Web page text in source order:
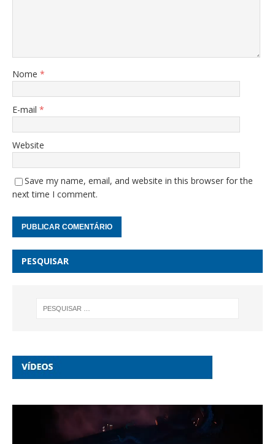
Nome *
E-mail *
Website
Save my name, email, and website in this browser for the
next time I comment.
PESQUISAR